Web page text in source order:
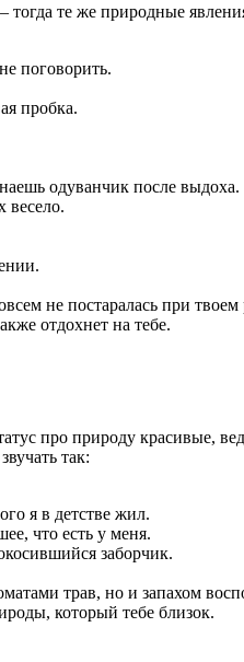
тогда те же природные
поговорить.
пробка.
одуванчик после выдоха.
весело.
не постаралась при
отдохнет на тебе.
про природу красивые,
так:
я в детстве жил.
что есть у меня.
заборчик.
трав, но и запахом
который тебе близок.